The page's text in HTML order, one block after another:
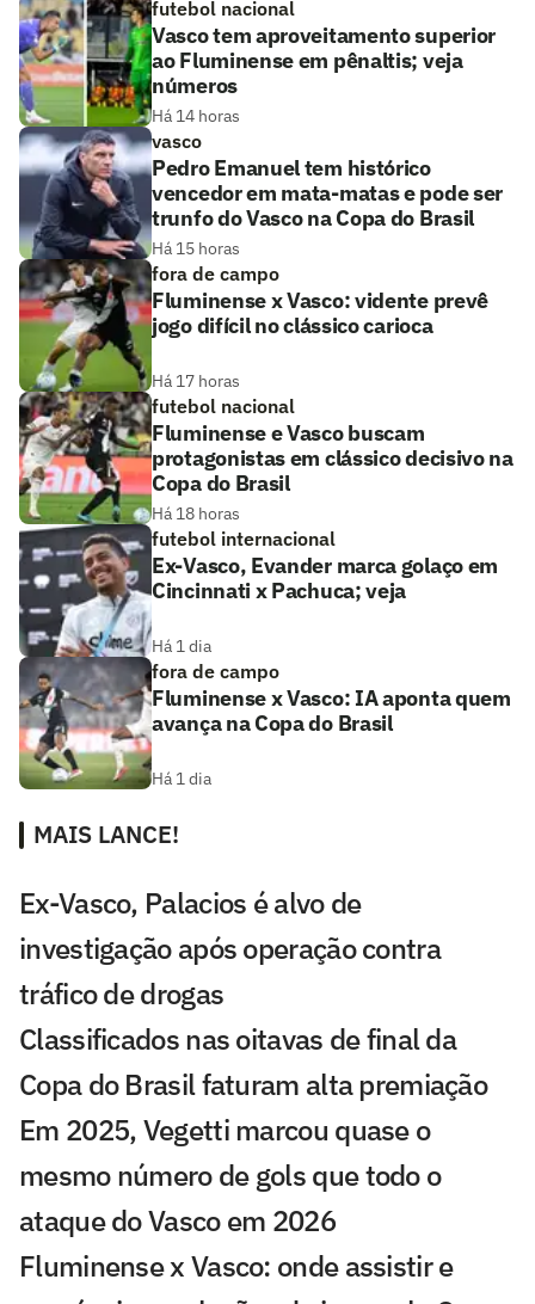
futebol nacional
Vasco tem aproveitamento superior
ao Fluminense em pênaltis; veja
números
Há 14 horas
vasco
Pedro Emanuel tem histórico
vencedor em mata-matas e pode ser
trunfo do Vasco na Copa do Brasil
Há 15 horas
fora de campo
Fluminense x Vasco: vidente prevê
jogo difícil no clássico carioca
Há 17 horas
futebol nacional
Fluminense e Vasco buscam
protagonistas em clássico decisivo na
Copa do Brasil
Há 18 horas
futebol internacional
Ex-Vasco, Evander marca golaço em
Cincinnati x Pachuca; veja
Há 1 dia
fora de campo
Fluminense x Vasco: IA aponta quem
avança na Copa do Brasil
Há 1 dia
MAIS LANCE!
Ex-Vasco, Palacios é alvo de
investigação após operação contra
tráfico de drogas
Classificados nas oitavas de final da
Copa do Brasil faturam alta premiação
Em 2025, Vegetti marcou quase o
mesmo número de gols que todo o
ataque do Vasco em 2026
Fluminense x Vasco: onde assistir e